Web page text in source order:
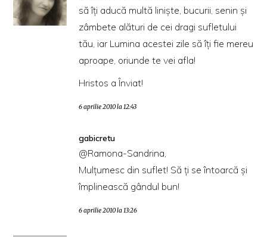
să îţi aducă multă linişte, bucurii, senin şi
zâmbete alături de cei dragi sufletului
tău, iar Lumina acestei zile să îţi fie mereu
aproape, oriunde te vei afla!
Hristos a Înviat!
6 aprilie 2010 la 12:43
gabicretu
@Ramona-Sandrina,
Mulţumesc din suflet! Să ţi se întoarcă şi
împlinească gândul bun!
6 aprilie 2010 la 13:26